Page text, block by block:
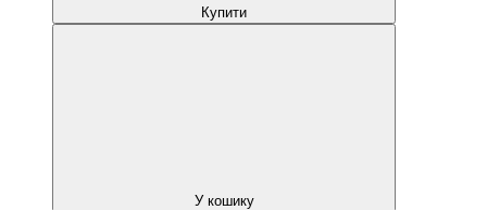
Купити
У кошику